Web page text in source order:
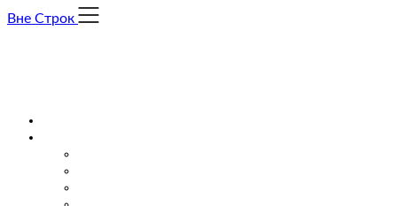
Skip
Вне Строк